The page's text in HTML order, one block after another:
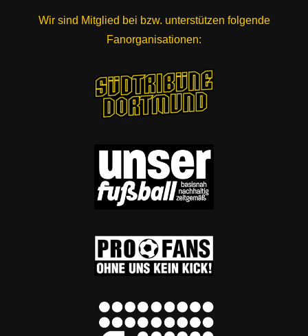
Wir sind Mitglied bei bzw. unterstützen folgende
Fanorganisationen: